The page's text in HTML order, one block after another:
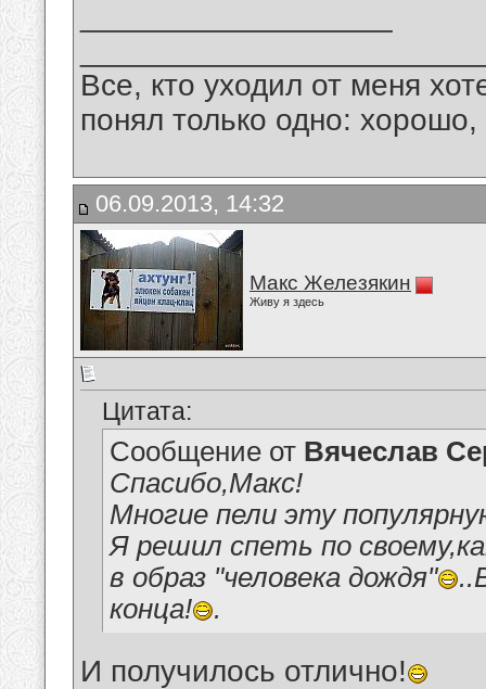
Все, кто уходил от меня
понял только одно:
06.09.2013, 14:32
Макс Железякин
Живу я здесь
Цитата:
Сообщение от Вячеслав
Спасибо,Макс!
Многие пели эту
Я решил спеть по
в образ "человека дождя"
конца!
.
И получилось отлично!